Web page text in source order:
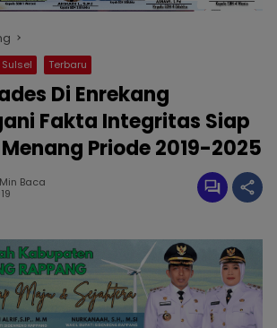
Sulsel Terbaru
Di Enrekang
Fakta Integritas Siap
Priode 2019-2025
Baca